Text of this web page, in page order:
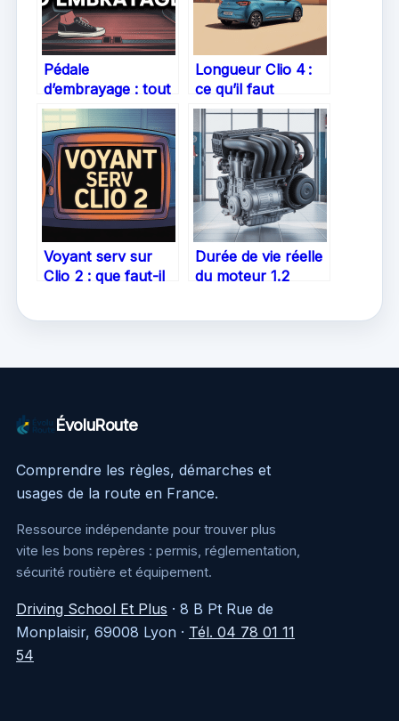
Pédale
d’embrayage : tout
ce qu’il faut savoir
pour conduire
sereinement
Longueur Clio 4 :
ce qu’il faut
vraiment savoir
pour choisir ou
comparer
Voyant serv sur
Clio 2 : que faut-il
Durée de vie réelle
du moteur 1.2
ÉvoluRoute
Comprendre les règles, démarches et
usages de la route en France.
Ressource indépendante pour trouver plus
vite les bons repères : permis, réglementation,
sécurité routière et équipement.
Driving School Et Plus · 8 B Pt Rue de
Monplaisir, 69008 Lyon · Tél. 04 78 01 11
54